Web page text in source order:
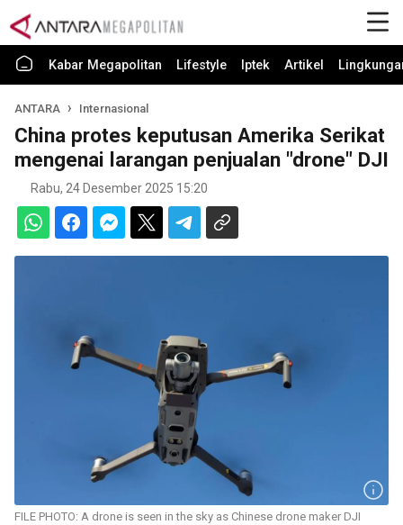
Kabar Megapolitan Lifestyle Iptek Artikel
ANTARA Internasional
China protes keputusan Amerika Serikat
mengenai larangan penjualan "drone" DJI
Rabu, 24 Desember 2025 15:20
FILE PHOTO: A drone is seen in the sky as Chinese drone maker DJI